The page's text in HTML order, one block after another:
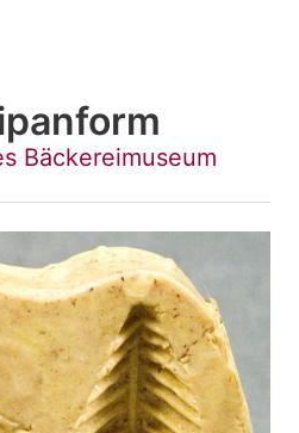
Bäckereimuseum